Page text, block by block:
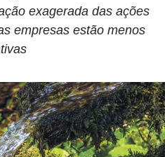
exagerada das ações
empresas estão menos